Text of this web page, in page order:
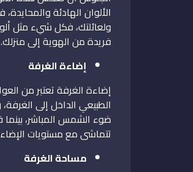
الألوان الهادئة
ولعائلتك، فكل شيء مثل
فريدة من الهوية إلى منزلك.
إضاءة الغرفة
إضاءة الغرفة تعتبر من
الطبيعي الداخل إلى
ضوء الشمس المباشر، بينما
تتماشى مع مستويات
مساحة الغرفة